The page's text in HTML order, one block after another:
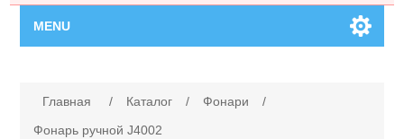
MENU
Каталог
Главная / Каталог / Фонари
/
Фонарь ручной J4002